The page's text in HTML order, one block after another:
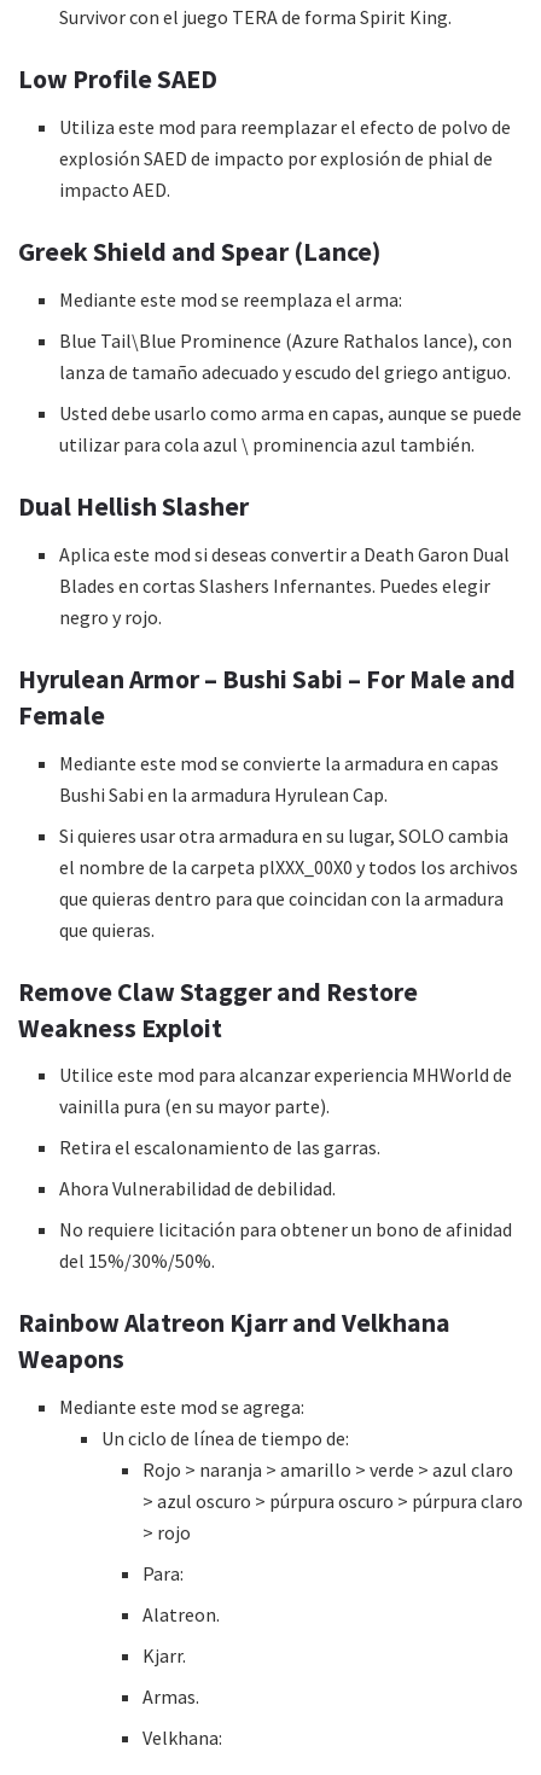
Survivor con el juego TERA de forma Spirit King.
Low Profile SAED
Utiliza este mod para reemplazar el efecto de polvo de
explosión SAED de impacto por explosión de phial de
impacto AED.
Greek Shield and Spear (Lance)
Mediante este mod se reemplaza el arma:
Blue Tail\Blue Prominence (Azure Rathalos lance), con
lanza de tamaño adecuado y escudo del griego antiguo.
Usted debe usarlo como arma en capas, aunque se puede
utilizar para cola azul \ prominencia azul también.
Dual Hellish Slasher
Aplica este mod si deseas convertir a Death Garon Dual
Blades en cortas Slashers Infernantes. Puedes elegir
negro y rojo.
Hyrulean Armor – Bushi Sabi – For Male and
Female
Mediante este mod se convierte la armadura en capas
Bushi Sabi en la armadura Hyrulean Cap.
Si quieres usar otra armadura en su lugar, SOLO cambia
el nombre de la carpeta plXXX_00X0 y todos los archivos
que quieras dentro para que coincidan con la armadura
que quieras.
Remove Claw Stagger and Restore
Weakness Exploit
Utilice este mod para alcanzar experiencia MHWorld de
vainilla pura (en su mayor parte).
Retira el escalonamiento de las garras.
Ahora Vulnerabilidad de debilidad.
No requiere licitación para obtener un bono de afinidad
del 15%/30%/50%.
Rainbow Alatreon Kjarr and Velkhana
Weapons
Mediante este mod se agrega:
Un ciclo de línea de tiempo de:
Rojo > naranja > amarillo > verde > azul claro
> azul oscuro > púrpura oscuro > púrpura claro
> rojo
Para:
Alatreon.
Kjarr.
Armas.
Velkhana: